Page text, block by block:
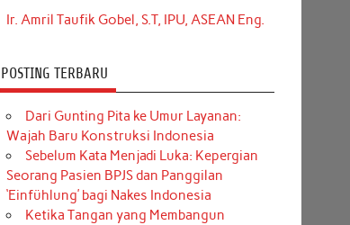
Ir. Amril Taufik Gobel, S.T, IPU, ASEAN Eng.
POSTING TERBARU
Dari Gunting Pita ke Umur Layanan:
Wajah Baru Konstruksi Indonesia
Sebelum Kata Menjadi Luka: Kepergian
Seorang Pasien BPJS dan Panggilan
‘Einfühlung’ bagi Nakes Indonesia
Ketika Tangan yang Membangun